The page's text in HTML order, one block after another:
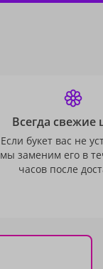
Всегда свежие
Если букет вас не
мы заменим его в
часов после